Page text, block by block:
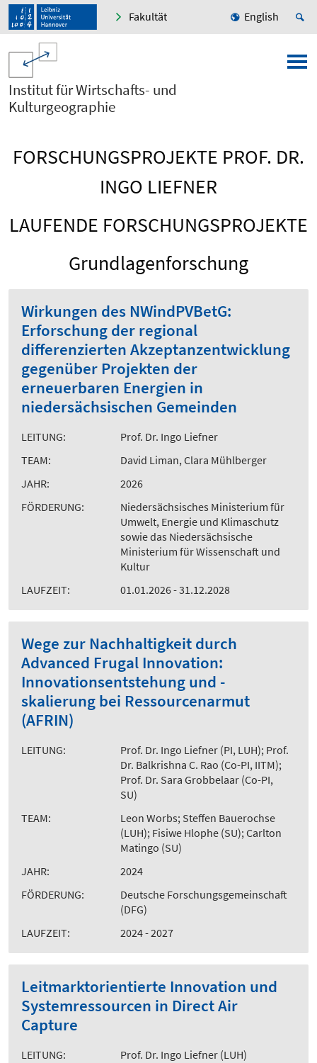
Fakultät English
Institut für Wirtschafts- und
Kulturgeographie
FORSCHUNGSPROJEKTE PROF. DR.
INGO LIEFNER
LAUFENDE FORSCHUNGSPROJEKTE
Grundlagenforschung
Wirkungen des NWindPVBetG:
Erforschung der regional
differenzierten Akzeptanzentwicklung
gegenüber Projekten der
erneuerbaren Energien in
niedersächsischen Gemeinden
LEITUNG:
Prof. Dr. Ingo Liefner
TEAM:
David Liman, Clara Mühlberger
JAHR:
2026
FÖRDERUNG:
Niedersächsisches Ministerium für
Umwelt, Energie und Klimaschutz
sowie das Niedersächsische
Ministerium für Wissenschaft und
Kultur
LAUFZEIT:
01.01.2026 - 31.12.2028
Wege zur Nachhaltigkeit durch
Advanced Frugal Innovation:
Innovationsentstehung und -
skalierung bei Ressourcenarmut
(AFRIN)
LEITUNG:
Prof. Dr. Ingo Liefner (PI, LUH); Prof.
Dr. Balkrishna C. Rao (Co-PI, IITM);
Prof. Dr. Sara Grobbelaar (Co-PI,
SU)
TEAM:
Leon Worbs; Steffen Bauerochse
(LUH); Fisiwe Hlophe (SU); Carlton
Matingo (SU)
JAHR:
2024
FÖRDERUNG:
Deutsche Forschungsgemeinschaft
(DFG)
LAUFZEIT:
2024 - 2027
Leitmarktorientierte Innovation und
Systemressourcen in Direct Air
Capture
LEITUNG:
Prof. Dr. Ingo Liefner (LUH)